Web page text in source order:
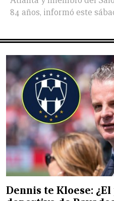
84 años, informó este
Dennis te Kloese: